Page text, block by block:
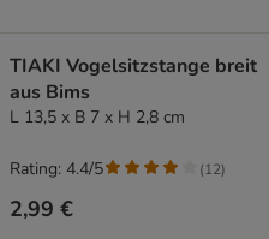
TIAKI Vogelsitzstange breit
aus Bims
L 13,5 x B 7 x H 2,8 cm
2,99 €
Rating: 4.4/5 (12)